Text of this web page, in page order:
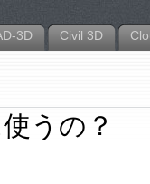
3D Civil 3D
うの？